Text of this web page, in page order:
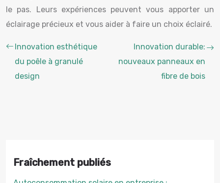
le pas. Leurs expériences peuvent vous apporter un
éclairage précieux et vous aider à faire un choix éclairé.
Innovation esthétique
du poêle à granulé
design
Innovation durable:
nouveaux panneaux en
fibre de bois
Fraîchement publiés